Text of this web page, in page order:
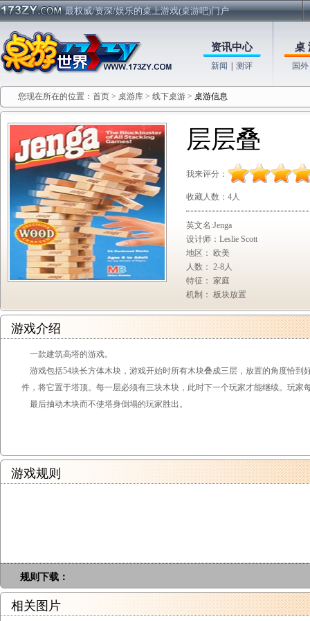
最权威/资深/娱乐的桌上游戏(桌游吧)门户
资讯中心
新闻 测评
桌
国外
您现在所在的位置： 首页 > 桌游库 > 线下桌游 > 桌游信息
层层叠
我来评分：
收藏人数： 4人
英文名:Jenga
设计师：Leslie Scott
地区： 欧美
人数： 2-8人
特征： 家庭
机制： 板块放置
游戏介绍
一款建筑高塔的游戏。
游戏包括54块长方体木块，游戏开始时所有木块叠成三层，放置的角度恰到
件，将它置于塔顶。每一层必须有三块木块，此时下一个玩家才能继续。玩家
最后抽动木块而不使塔身倒塌的玩家胜出。
游戏规则
规则下载：
相关图片